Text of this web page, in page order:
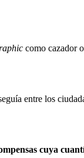
como cazador
entre los
cuya